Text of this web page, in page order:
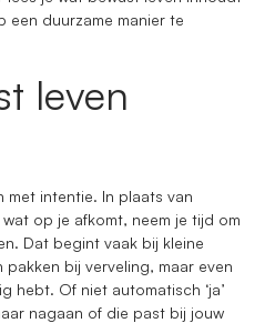
een duurzame manier te
leven
met intentie. In plaats van
op je afkomt, neem je tijd om
Dat begint vaak bij kleine
bij verveling, maar even
hebt. Of niet automatisch ‘ja’
nagaan of die past bij jouw